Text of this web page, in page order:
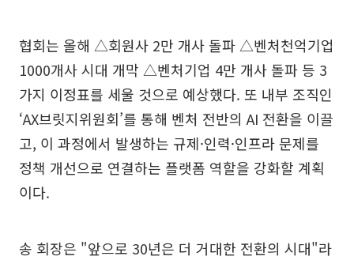
협회는 올해 △회원사 2만 개사 돌파 △벤처천억기업
1000개사 시대 개막 △벤처기업 4만 개사 돌파 등 3
가지 이정표를 세울 것으로 예상했다. 또 내부 조직인
‘AX브릿지위원회’를 통해 벤처 전반의 AI 전환을 이끌
고, 이 과정에서 발생하는 규제·인력·인프라 문제를
정책 개선으로 연결하는 플랫폼 역할을 강화할 계획
이다.
송 회장은 "앞으로 30년은 더 거대한 전환의 시대"라